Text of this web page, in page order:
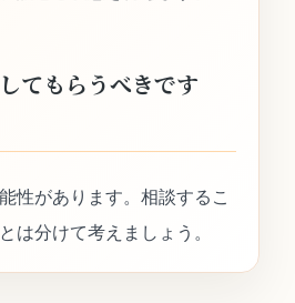
てもらうべきです
性があります。相談するこ
は分けて考えましょう。